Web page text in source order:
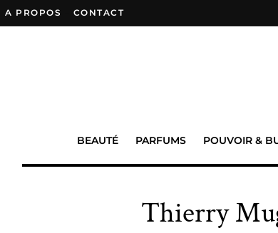
A PROPOS CONTACT
BEAUTÉ PARFUMS POUVOIR &
Thierry